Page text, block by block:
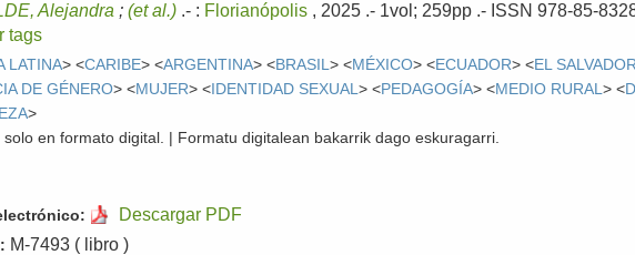
Alejandra ;(et al.) .- : Florianópolis , 2025 .- 1vol; 259pp .- ISSN 978-85-
tags
LATINA> <CARIBE> <ARGENTINA> <BRASIL> <MÉXICO> <ECUADOR> <EL
DE GÉNERO> <MUJER> <IDENTIDAD SEXUAL> <PEDAGOGÍA> <MEDIO RURAL> <
>
solo en formato digital. | Formatu digitalean bakarrik dago eskuragarri.
Descargar PDF
M-7493 ( libro )